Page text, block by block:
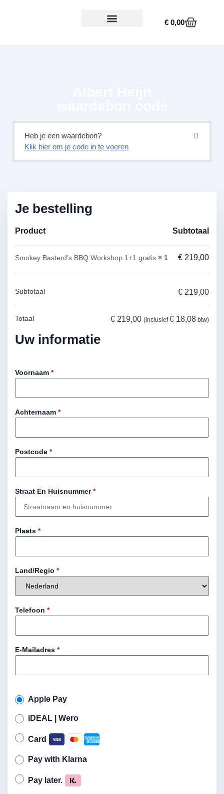
€ 0,00
Heb je een waardebon?
Klik hier om je code in te voeren
Je bestelling
Product Subtotaal
Smokey Basterd's BBQ Workshop 1+1 gratis × 1 € 219,00
Subtotaal € 219,00
Totaal € 219,00 (inclusief€ 18,08 btw)
Uw informatie
Voornaam *
Achternaam *
Postcode *
Straat En Huisnummer*
Plaats *
Land/regio *
Telefoon *
E-Mailadres *
Apple Pay
iDEAL | Wero
Card
Pay with Klarna
Pay later.